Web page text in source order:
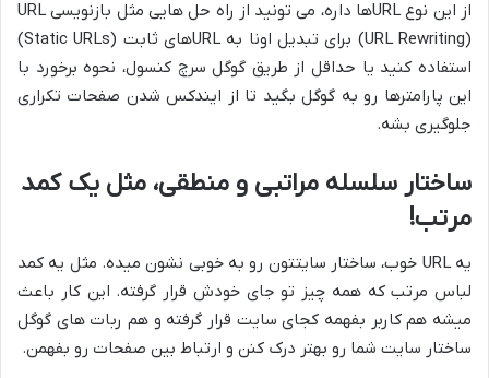
از این نوع URLها داره، می تونید از راه حل هایی مثل بازنویسی URL
(URL Rewriting) برای تبدیل اونا به URLهای ثابت (Static URLs)
استفاده کنید یا حداقل از طریق گوگل سرچ کنسول، نحوه برخورد با
این پارامترها رو به گوگل بگید تا از ایندکس شدن صفحات تکراری
جلوگیری بشه.
ساختار سلسله مراتبی و منطقی، مثل یک کمد
مرتب!
یه URL خوب، ساختار سایتتون رو به خوبی نشون میده. مثل یه کمد
لباس مرتب که همه چیز تو جای خودش قرار گرفته. این کار باعث
میشه هم کاربر بفهمه کجای سایت قرار گرفته و هم ربات های گوگل
ساختار سایت شما رو بهتر درک کنن و ارتباط بین صفحات رو بفهمن.